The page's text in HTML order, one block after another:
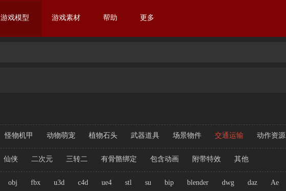
游戏模型 游戏素材 帮助 更多
怪物机甲 动物萌宠 植物石头 武器道具 场景物件 交通运输 动作资源
仙侠 二次元 三转二 有骨骼绑定 包含动画 附带特效 其他
obj fbx u3d c4d ue4 stl su bip blender dwg daz Ae